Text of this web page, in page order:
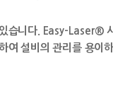
니다. Easy-Laser®
여 설비의 관리를 용이